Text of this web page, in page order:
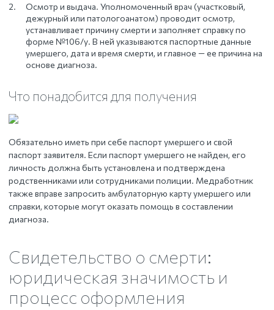
Осмотр и выдача. Уполномоченный врач (участковый,
дежурный или патологоанатом) проводит осмотр,
устанавливает причину смерти и заполняет справку по
форме №106/у. В ней указываются паспортные данные
умершего, дата и время смерти, и главное — ее причина на
основе диагноза.
Что понадобится для получения
Обязательно иметь при себе паспорт умершего и свой
паспорт заявителя. Если паспорт умершего не найден, его
личность должна быть установлена и подтверждена
родственниками или сотрудниками полиции. Медработник
также вправе запросить амбулаторную карту умершего или
справки, которые могут оказать помощь в составлении
диагноза.
Свидетельство о смерти:
юридическая значимость и
процесс оформления